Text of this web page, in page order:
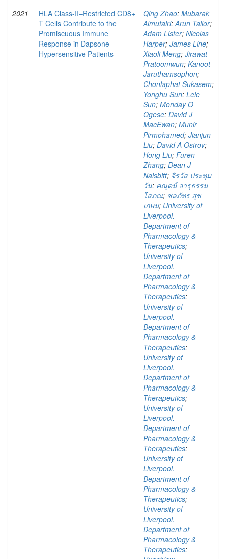
2021
HLA Class-II‒Restricted CD8+
T Cells Contribute to the
Promiscuous Immune
Response in Dapsone-
Hypersensitive Patients
Qing Zhao; Mubarak
Almutairi;Arun Tailor;
Adam Lister; Nicolas
Harper; James Line;
Xiaoli Meng; Jirawat
Pratoomwun; Kanoot
Jaruthamsophon;
Chonlaphat Sukasem;
Yonghu Sun; Lele
Sun; Monday O
Ogese; David J
MacEwan; Munir
Pirmohamed; Jianjun
Liu; David A Ostrov;
Hong Liu; Furen
Zhang; Dean J
Naisbitt; จิรวัส ประทุม
วัน; คณุตม์ จารุธรรม
โสภณ; ชลภัทร สุข
เกษม; University of
Liverpool.
Department of
Pharmacology &
Therapeutics;
University of
Liverpool.
Department of
Pharmacology &
Therapeutics;
University of
Liverpool.
Department of
Pharmacology &
Therapeutics;
University of
Liverpool.
Department of
Pharmacology &
Therapeutics;
University of
Liverpool.
Department of
Pharmacology &
Therapeutics;
University of
Liverpool.
Department of
Pharmacology &
Therapeutics;
University of
Liverpool.
Department of
Pharmacology &
Therapeutics;